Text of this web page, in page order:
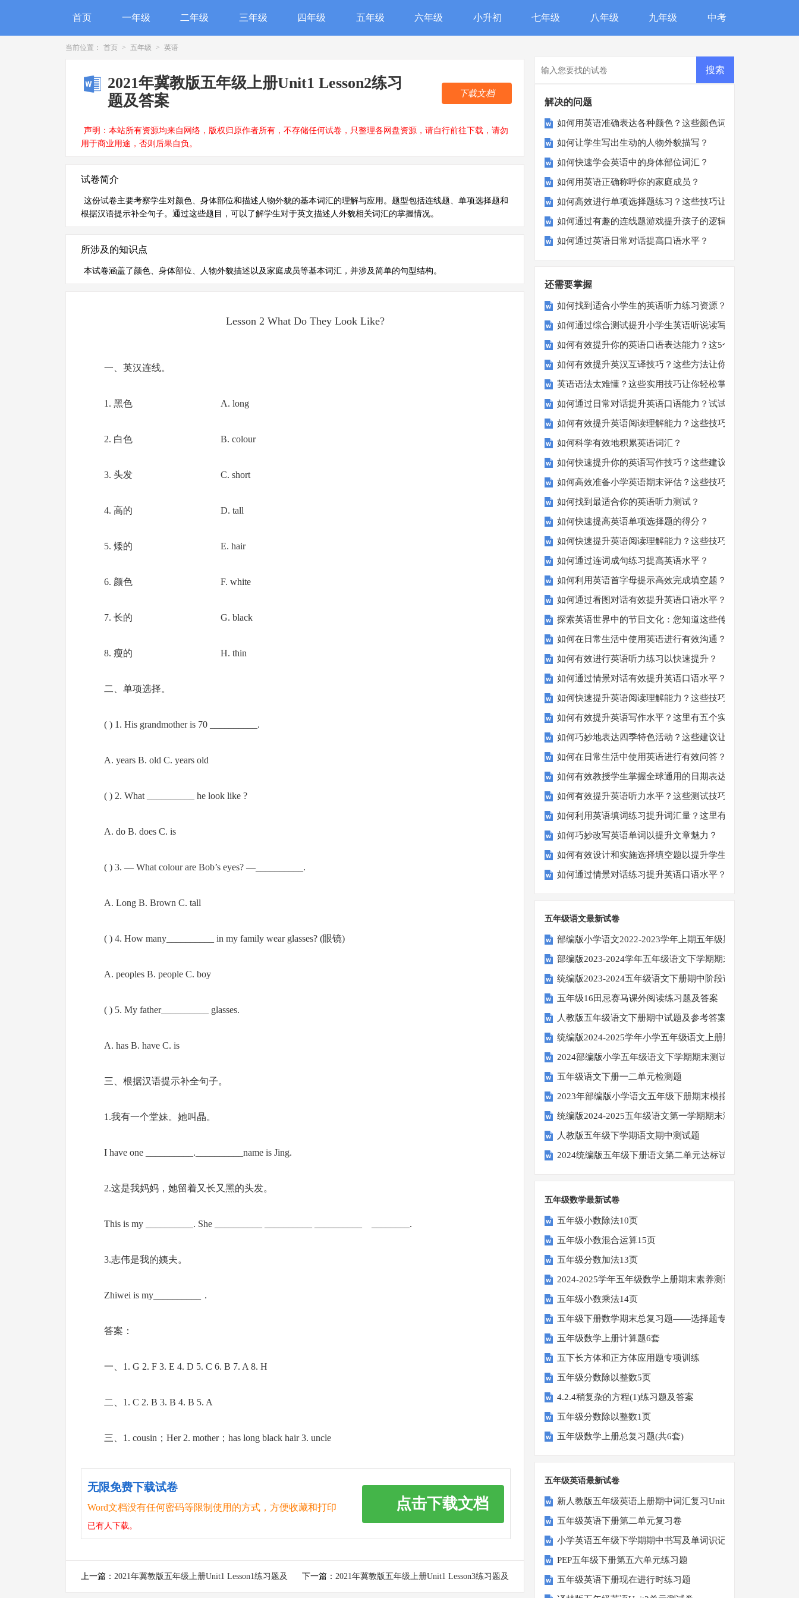
首页 一年级 二年级 三年级 四年级 五年级 六年级 小升初 七年级 八年级 九年级 中考
当前位置： 首页 > 五年级 > 英语
2021年冀教版五年级上册Unit1 Lesson2练习
题及答案
声明：本站所有资源均来自网络，版权归原作者所有，不存储任何试卷，只整理各网盘资源，请自行前往下载，请勿
用于商业用途，否则后果自负。
下载文档
试卷简介
这份试卷主要考察学生对颜色、身体部位和描述人物外貌的基本词汇的理解与应用。题型包括连线题、单项选择题和
根据汉语提示补全句子。通过这些题目，可以了解学生对于英文描述人外貌相关词汇的掌握情况。
所涉及的知识点
本试卷涵盖了颜色、身体部位、人物外貌描述以及家庭成员等基本词汇，并涉及简单的句型结构。
Lesson 2 What Do They Look Like?
一、英汉连线。
1. 黑色 A. long
2. 白色 B. colour
3. 头发 C. short
4. 高的 D. tall
5. 矮的 E. hair
6. 颜色 F. white
7. 长的 G. black
8. 瘦的 H. thin
二、单项选择。
( ) 1. His grandmother is 70 __________.
A. years B. old C. years old
( ) 2. What __________ he look like ?
A. do B. does C. is
( ) 3. — What colour are Bob’s eyes? —__________.
A. Long B. Brown C. tall
( ) 4. How many__________ in my family wear glasses? (眼镜)
A. peoples B. people C. boy
( ) 5. My father__________ glasses.
A. has B. have C. is
三、根据汉语提示补全句子。
1.我有一个堂妹。她叫晶。
I have one __________.__________name is Jing.
2.这是我妈妈，她留着又长又黑的头发。
This is my __________. She __________ __________ __________ ________.
3.志伟是我的姨夫。
Zhiwei is my__________．
答案：
一、1. G 2. F 3. E 4. D 5. C 6. B 7. A 8. H
二、1. C 2. B 3. B 4. B 5. A
三、1. cousin；Her 2. mother；has long black hair 3. uncle
无限免费下载试卷
Word文档没有任何密码等限制使用的方式，方便收藏和打印
已有人下载。
点击下载文档
上一篇： 2021年冀教版五年级上册Unit1 Lesson1练习题及 下一篇： 2021年冀教版五年级上册Unit1 Lesson3练习题及
解决的问题
如何用英语准确表达各种颜色？这些颜色词汇你知道吗？
如何让学生写出生动的人物外貌描写？
如何快速学会英语中的身体部位词汇？
如何用英语正确称呼你的家庭成员？
如何高效进行单项选择题练习？这些技巧让你事半功倍！
如何通过有趣的连线题游戏提升孩子的逻辑思维能力？
如何通过英语日常对话提高口语水平？
还需要掌握
如何找到适合小学生的英语听力练习资源？
如何通过综合测试提升小学生英语听说读写技能？
如何有效提升你的英语口语表达能力？这5个技巧让你说一口
如何有效提升英汉互译技巧？这些方法让你翻译更精准！
英语语法太难懂？这些实用技巧让你轻松掌握！
如何通过日常对话提升英语口语能力？试试这5个方法！
如何有效提升英语阅读理解能力？这些技巧让你事半功倍！
如何科学有效地积累英语词汇？
如何快速提升你的英语写作技巧？这些建议助你一臂之力
如何高效准备小学英语期末评估？这些技巧助你轻松过关！
如何找到最适合你的英语听力测试？
如何快速提高英语单项选择题的得分？
如何快速提升英语阅读理解能力？这些技巧你必须知道！
如何通过连词成句练习提高英语水平？
如何利用英语首字母提示高效完成填空题？
如何通过看图对话有效提升英语口语水平？
探索英语世界中的节日文化：您知道这些传统吗？
如何在日常生活中使用英语进行有效沟通？——实用英语口
如何有效进行英语听力练习以快速提升？
如何通过情景对话有效提升英语口语水平？
如何快速提升英语阅读理解能力？这些技巧你必须知道！
如何有效提升英语写作水平？这里有五个实用建议！
如何巧妙地表达四季特色活动？这些建议让您的活动更加丰
如何在日常生活中使用英语进行有效问答？——实用技巧分享
如何有效教授学生掌握全球通用的日期表达？
如何有效提升英语听力水平？这些测试技巧要知道！
如何利用英语填词练习提升词汇量？这里有5个高效方法值得
如何巧妙改写英语单词以提升文章魅力？
如何有效设计和实施选择填空题以提升学生学习效果？
如何通过情景对话练习提升英语口语水平？
五年级语文最新试卷
部编版小学语文2022-2023学年上期五年级期末试题
部编版2023-2024学年五年级语文下学期期末考前质量冲刺卷
统编版2023-2024五年级语文下册期中阶段调研卷
五年级16田忌赛马课外阅读练习题及答案
人教版五年级语文下册期中试题及参考答案
统编版2024-2025学年小学五年级语文上册期中试卷
2024部编版小学五年级语文下学期期末测试卷
五年级语文下册一二单元检测题
2023年部编版小学语文五年级下册期末模拟题
统编版2024-2025五年级语文第一学期期末测试卷
人教版五年级下学期语文期中测试题
2024统编版五年级下册语文第二单元达标试题
五年级数学最新试卷
五年级小数除法10页
五年级小数混合运算15页
五年级分数加法13页
2024-2025学年五年级数学上册期末素养测评卷（考试版A4
五年级小数乘法14页
五年级下册数学期末总复习题——选择题专项练习
五年级数学上册计算题6套
五下长方体和正方体应用题专项训练
五年级分数除以整数5页
4.2.4稍复杂的方程(1)练习题及答案
五年级分数除以整数1页
五年级数学上册总复习题(共6套)
五年级英语最新试卷
新人教版五年级英语上册期中词汇复习Unit1-Unit3
五年级英语下册第二单元复习卷
小学英语五年级下学期期中书写及单词识记测试卷
PEP五年级下册第五六单元练习题
五年级英语下册现在进行时练习题